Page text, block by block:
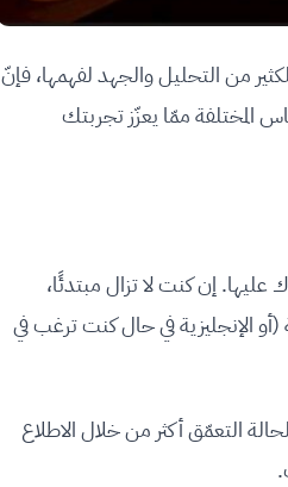
من التحليل والجهد لفهمها، فإنّ
المختلفة ممّا يعزّز تجربتك
إن كنت لا تزال مبتدئًا،
(أو الإنجليزية في حال كنت ترغب في
التعمّق أكثر من خلال الاطلاع